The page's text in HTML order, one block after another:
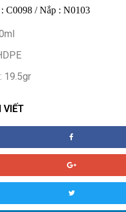
C0098 / Nắp : N0103
19.5gr
VIẾT